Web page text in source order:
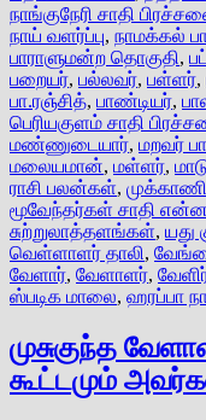
நாங்குநேரி சாதி
நாய் வளர்ப்பு, நாமக்கல்
பாராளுமன்ற தொகுதி,
பறையர், பல்லவர், பள்ளர்,
பா.ரஞ்சித், பாண்டியர்,
பெரியகுளம் சாதி
மண்ணுடையார், மறவர்
மலையமான், மள்ளர்,
ராசி பலன்கள்,
மூவேந்தர்கள் சாதி
சுற்றுலாத்தளங்கள், யது
வெள்ளாளர் தாலி,
வேளார், வேளாளர்,
ஸ்படிக மாலை, ஹரப்பா
முசுகுந்த
கூட்டமும்